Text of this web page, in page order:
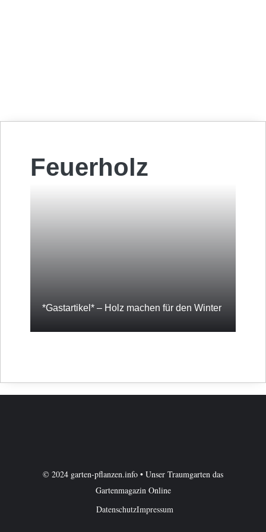
Feuerholz
*Gastartikel* – Holz machen für den Winter
© 2024 garten-pflanzen.info • Unser Traumgarten das
Gartenmagazin Online
DatenschutzImpressum